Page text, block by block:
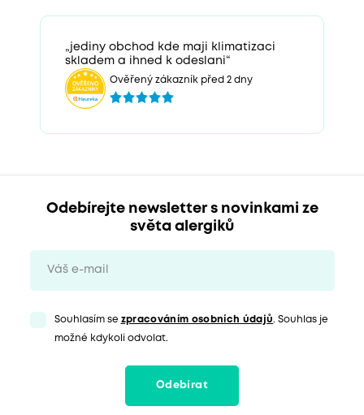
„jediny obchod kde maji klimatizaci
skladem a ihned k odeslani“
Ověřený zákazník před 2 dny
Odebírejte newsletter s novinkami ze
světa alergiků
Souhlasím se zpracováním osobních údajů. Souhlas je
možné kdykoli odvolat.
Odebírat